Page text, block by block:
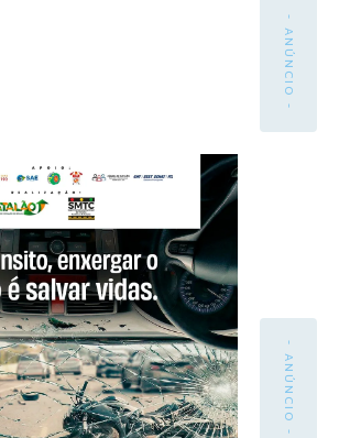
- ANÚNCIO -
- ANÚNCIO -